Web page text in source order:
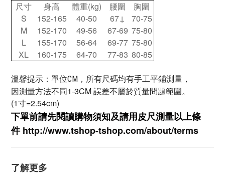
尺寸 身高 體重(kg) 腰圍
胸圍
S
152-165 40-50 67↓
70-75
M
152-170 49-56 67-69 75-80
L
155-170 56-64 69-77 75-80
XL
160-175 64-70 77-83 80-85
溫馨提示：單位CM，所有尺碼均有手工平鋪測量，
因測量方法不同1-3CM 誤差不屬於質量問題範圍。
(1寸=2.54cm)
下單前請先閱讀購物須知及請用皮尺測量以上條
件 http://www.tshop-tshop.com/about/terms
了解更多